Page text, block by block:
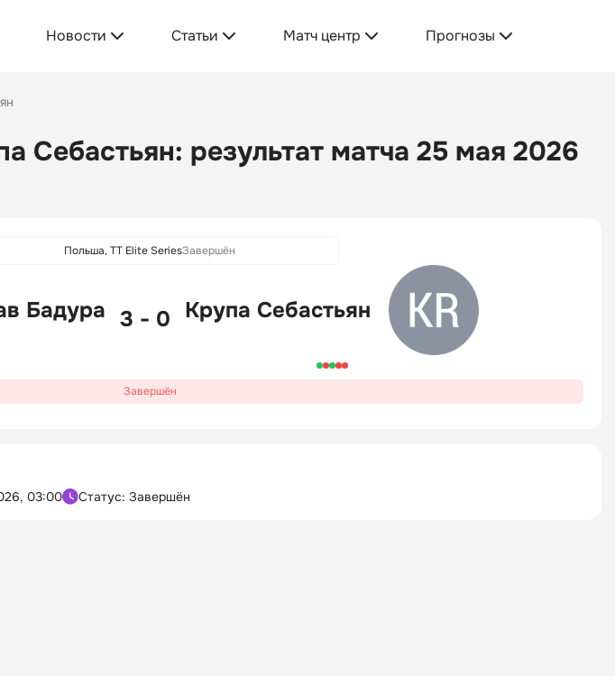
Новости Статьи Матч центр Прогнозы
Себастьян: результат матча 25 мая 2026
Польша, TT Elite SeriesЗавершён
Бадура 3 - 0 Крупа Себастьян
Завершён
03:00 Статус: Завершён